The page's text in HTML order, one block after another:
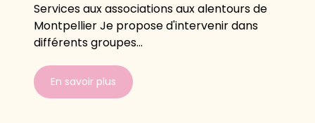
Services aux associations aux alentours de
Montpellier Je propose d'intervenir dans
différents groupes...
En savoir plus